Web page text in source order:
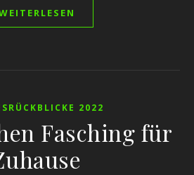
2022
Fasching für